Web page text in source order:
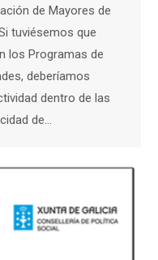
de Mayores de
tuviésemos que
los Programas de
deberíamos
dentro de las
de…